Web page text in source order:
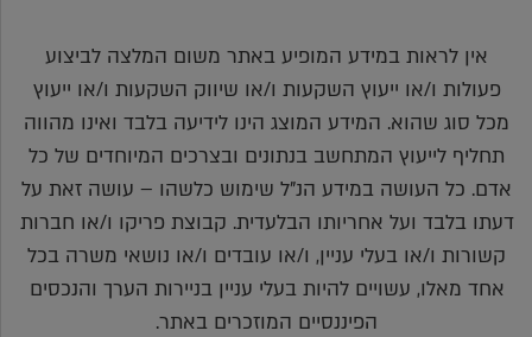
אין לראות במידע המופיע באתר משום המלצה לביצוע
פעולות ו/או ייעוץ השקעות ו/או שיווק השקעות ו/או ייעוץ
מכל סוג שהוא. המידע המוצג הינו לידיעה בלבד ואינו מהווה
תחליף לייעוץ המתחשב בנתונים ובצרכים המיוחדים של כל
אדם. כל העושה במידע הנ"ל שימוש כלשהו – עושה זאת על
דעתו בלבד ועל אחריותו הבלעדית. קבוצת פריקו ו/או חברות
קשורות ו/או בעלי עניין, ו/או עובדים ו/או נושאי משרה בכל
אחד מאלו, עשויים להיות בעלי עניין בניירות הערך והנכסים
הפיננסיים המוזכרים באתר.